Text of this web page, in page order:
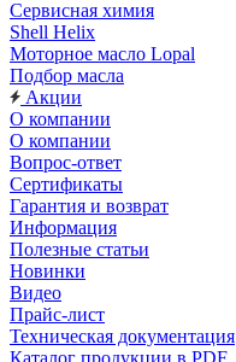
Сервисная химия
Shell Helix
Моторное масло Lopal
Подбор масла
Акции
О компании
О компании
Вопрос-ответ
Сертификаты
Гарантия и возврат
Информация
Полезные статьи
Новинки
Видео
Прайс-лист
Техническая документация
Каталог продукции в PDF